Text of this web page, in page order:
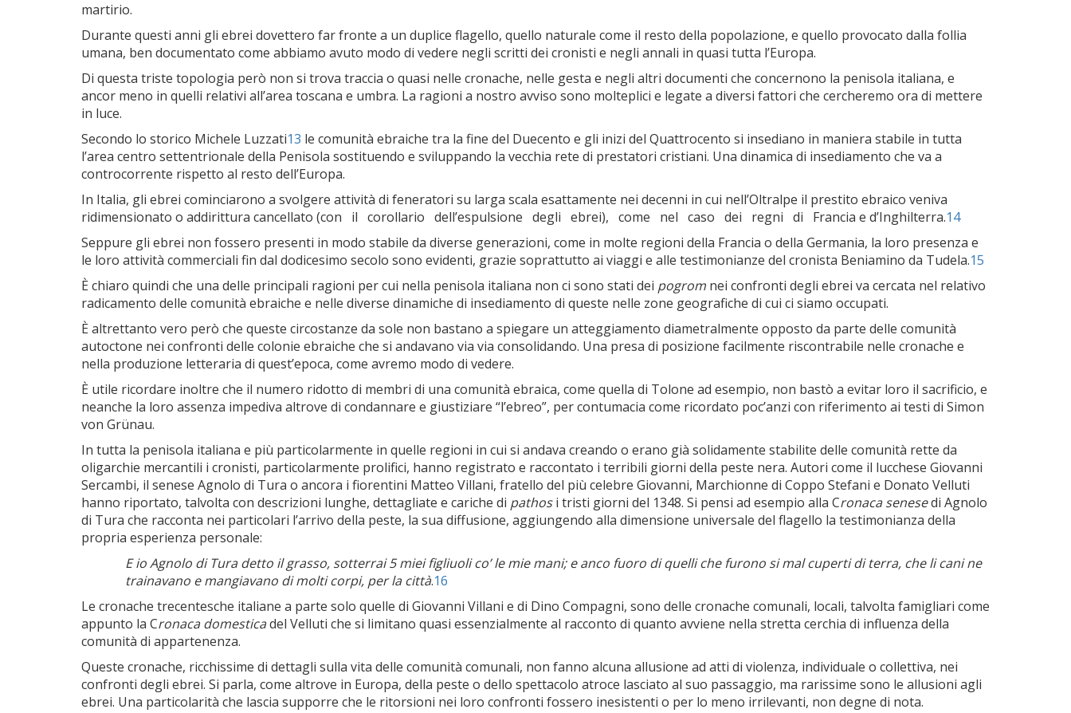
martirio.
Durante questi anni gli ebrei dovettero far fronte a un duplice flagello, quello naturale come il resto della popolazione, e quello provocato dalla follia
umana, ben documentato come abbiamo avuto modo di vedere negli scritti dei cronisti e negli annali in quasi tutta l’Europa.
Di questa triste topologia però non si trova traccia o quasi nelle cronache, nelle gesta e negli altri documenti che concernono la penisola italiana, e
ancor meno in quelli relativi all’area toscana e umbra. La ragioni a nostro avviso sono molteplici e legate a diversi fattori che cercheremo ora di mettere
in luce.
Secondo lo storico Michele Luzzati13 le comunità ebraiche tra la fine del Duecento e gli inizi del Quattrocento si insediano in maniera stabile in tutta
l’area centro settentrionale della Penisola sostituendo e sviluppando la vecchia rete di prestatori cristiani. Una dinamica di insediamento che va a
controcorrente rispetto al resto dell’Europa.
In Italia, gli ebrei cominciarono a svolgere attività di feneratori su larga scala esattamente nei decenni in cui nell’Oltralpe il prestito ebraico veniva
ridimensionato o addirittura cancellato (con il corollario dell’espulsione degli ebrei), come nel caso dei regni di Francia e d’Inghilterra.14
Seppure gli ebrei non fossero presenti in modo stabile da diverse generazioni, come in molte regioni della Francia o della Germania, la loro presenza e
le loro attività commerciali fin dal dodicesimo secolo sono evidenti, grazie soprattutto ai viaggi e alle testimonianze del cronista Beniamino da Tudela.15
È chiaro quindi che una delle principali ragioni per cui nella penisola italiana non ci sono stati dei pogrom nei confronti degli ebrei va cercata nel relativo
radicamento delle comunità ebraiche e nelle diverse dinamiche di insediamento di queste nelle zone geografiche di cui ci siamo occupati.
È altrettanto vero però che queste circostanze da sole non bastano a spiegare un atteggiamento diametralmente opposto da parte delle comunità
autoctone nei confronti delle colonie ebraiche che si andavano via via consolidando. Una presa di posizione facilmente riscontrabile nelle cronache e
nella produzione letteraria di quest’epoca, come avremo modo di vedere.
È utile ricordare inoltre che il numero ridotto di membri di una comunità ebraica, come quella di Tolone ad esempio, non bastò a evitar loro il sacrificio, e
neanche la loro assenza impediva altrove di condannare e giustiziare “l’ebreo”, per contumacia come ricordato poc’anzi con riferimento ai testi di Simon
von Grünau.
In tutta la penisola italiana e più particolarmente in quelle regioni in cui si andava creando o erano già solidamente stabilite delle comunità rette da
oligarchie mercantili i cronisti, particolarmente prolifici, hanno registrato e raccontato i terribili giorni della peste nera. Autori come il lucchese Giovanni
Sercambi, il senese Agnolo di Tura o ancora i fiorentini Matteo Villani, fratello del più celebre Giovanni, Marchionne di Coppo Stefani e Donato Velluti
hanno riportato, talvolta con descrizioni lunghe, dettagliate e cariche di pathosi tristi giorni del 1348. Si pensi ad esempio alla Cronaca senesedi Agnolo
di Tura che racconta nei particolari l’arrivo della peste, la sua diffusione, aggiungendo alla dimensione universale del flagello la testimonianza della
propria esperienza personale:
E io Agnolo di Tura detto il grasso, sotterrai 5 miei figliuoli co’ le mie mani; e anco fuoro di quelli che furono si mal cuperti di terra, che li cani ne
trainavano e mangiavano di molti corpi, per la città.16
Le cronache trecentesche italiane a parte solo quelle di Giovanni Villani e di Dino Compagni, sono delle cronache comunali, locali, talvolta famigliari come
appunto la Cronaca domesticadel Velluti che si limitano quasi essenzialmente al racconto di quanto avviene nella stretta cerchia di influenza della
comunità di appartenenza.
Queste cronache, ricchissime di dettagli sulla vita delle comunità comunali, non fanno alcuna allusione ad atti di violenza, individuale o collettiva, nei
confronti degli ebrei. Si parla, come altrove in Europa, della peste o dello spettacolo atroce lasciato al suo passaggio, ma rarissime sono le allusioni agli
ebrei. Una particolarità che lascia supporre che le ritorsioni nei loro confronti fossero inesistenti o per lo meno irrilevanti, non degne di nota.